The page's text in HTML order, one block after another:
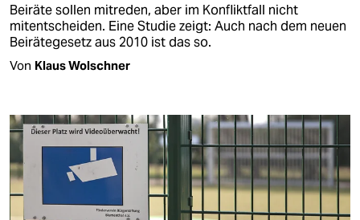
Beiräte sollen mitreden, aber im Konfliktfall nicht
mitentscheiden. Eine Studie zeigt: Auch nach dem neuen
Beirätegesetz aus 2010 ist das so.
Von Klaus Wolschner